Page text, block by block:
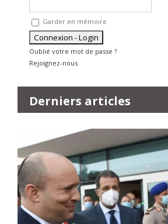
Garder en mémoire
Oublié votre mot de passe ?
Rejoignez-nous
Derniers articles